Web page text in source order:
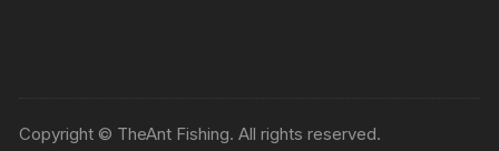
Copyright © TheAnt Fishing. All rights reserved.